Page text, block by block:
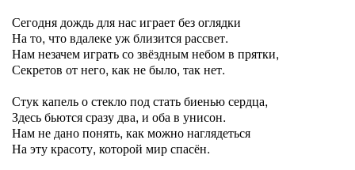
Сегодня дождь для нас играет без оглядки
На то, что вдалеке уж близится рассвет.
Нам незачем играть со звёздным небом в прятки,
Секретов от него, как не было, так нет.
Стук капель о стекло под стать биенью сердца,
Здесь бьются сразу два, и оба в унисон.
Нам не дано понять, как можно наглядеться
На эту красоту, которой мир спасён.